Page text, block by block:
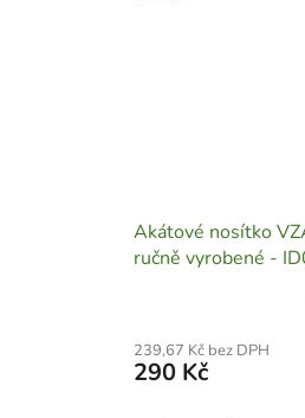
Akátové nosítko
ručně vyrobené -
239,67 Kč bez DPH
290 Kč